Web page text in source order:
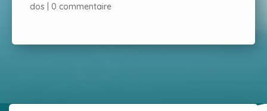
dos
0 commentaire